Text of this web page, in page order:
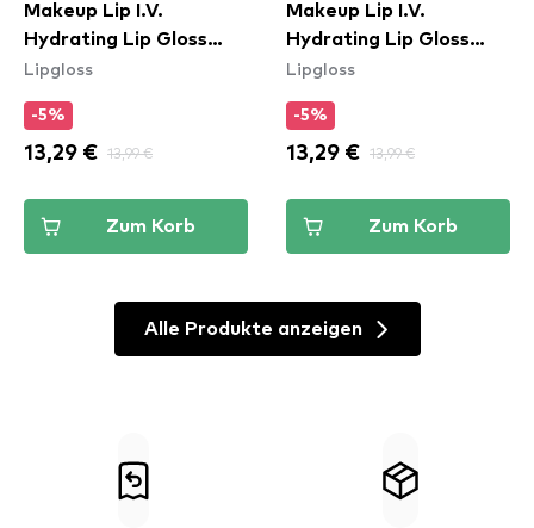
Makeup Lip I.V.
Hydrating Lip Gloss
Stain - 13 Cranberry
Lipgloss
-5%
13,29 € 13,99 €
Zum Korb
Makeup Lip I.V.
Hydrating Lip Gloss
Stain - 14 Mauve N'
Lipgloss
-5%
13,29 € 13,99 €
Zum Korb
Alle Produkte anzeigen